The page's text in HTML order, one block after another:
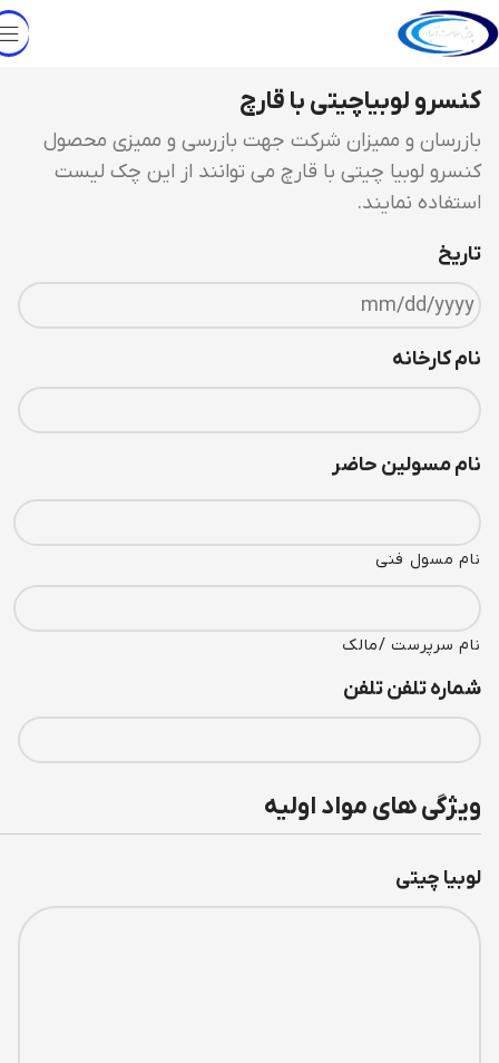
کنسرو لوبیاچیتی با قارچ
بازرسان و ممیزان شرکت جهت بازرسی و ممیزی محصول
کنسرو لوبیا چیتی با قارچ می توانند از این چک لیست
استفاده نمایند.
تاریخ
نام کارخانه
نام مسولین حاضر
نام مسول فنی
نام سرپرست /مالک
شماره تلفن تلفن
ویژگی های مواد اولیه
لوبیا چیتی